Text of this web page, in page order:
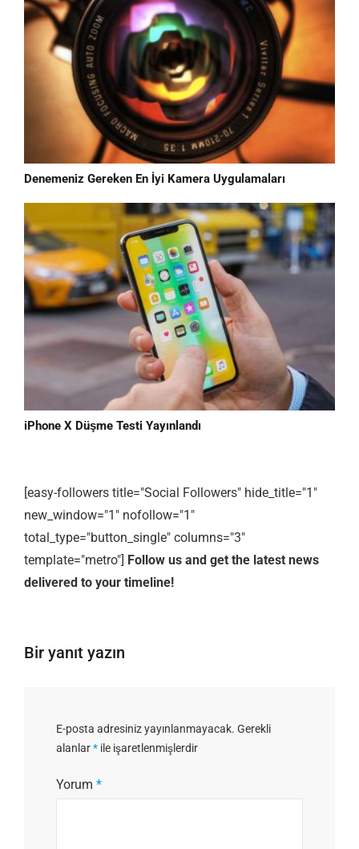
Denemeniz Gereken En İyi Kamera Uygulamaları
iPhone X Düşme Testi Yayınlandı
[easy-followers title="Social Followers" hide_title="1"
new_window="1" nofollow="1"
total_type="button_single" columns="3"
template="metro"] Follow us and get the latest news
delivered to your timeline!
Bir yanıt yazın
E-posta adresiniz yayınlanmayacak. Gerekli
alanlar* ile işaretlenmişlerdir
Yorum *